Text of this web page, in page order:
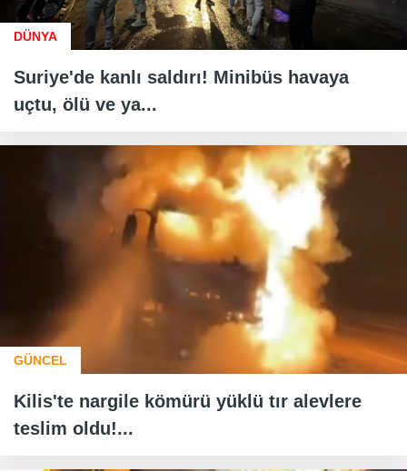
DÜNYA
Suriye'de kanlı saldırı! Minibüs havaya
uçtu, ölü ve ya...
GÜNCEL
Kilis'te nargile kömürü yüklü tır alevlere
teslim oldu!...